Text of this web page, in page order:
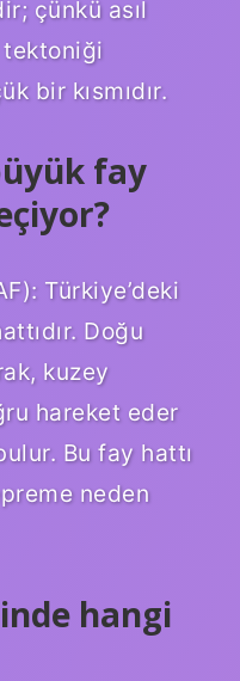
çünkü asıl
bir kısmıdır.
fay
Türkiye’deki
Doğu
kuzey
hareket eder
Bu fay hattı
neden
hangi